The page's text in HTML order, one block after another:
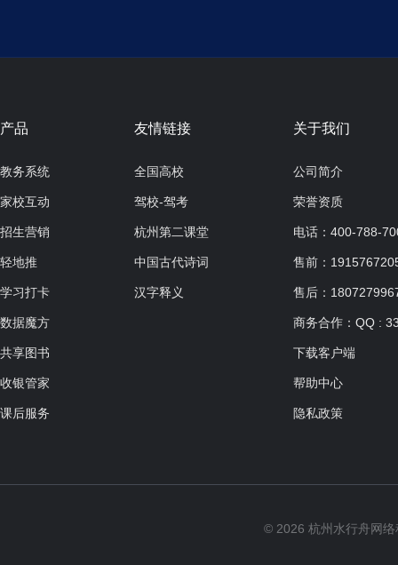
硬笔书法
适合人群：6-12岁
产品
教务系统
家校互动
招生营销
轻地推
学习打卡
数据魔方
共享图书
收银管家
课后服务
友情链接
全国高校
驾校-驾考
杭州第二课堂
中国古代诗词
汉字释义
关于我们
公司简介
荣誉资质
电话：400-788-
售前：
售后：
商务合作：QQ :
下载客户端
帮助中心
隐私政策
© 2026 杭州水行舟网